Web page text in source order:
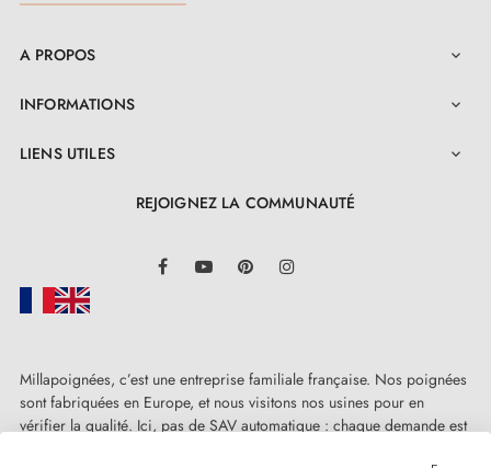
A PROPOS 
INFORMATIONS 
LIENS UTILES 
REJOIGNEZ LA COMMUNAUTÉ
FacebookYouTube Pinterest
Millapoignées, c’est une entreprise familiale française. Nos poignées
sont fabriquées en Europe, et nous visitons nos usines pour en
vérifier la qualité. Ici, pas de SAV automatique : chaque demande est